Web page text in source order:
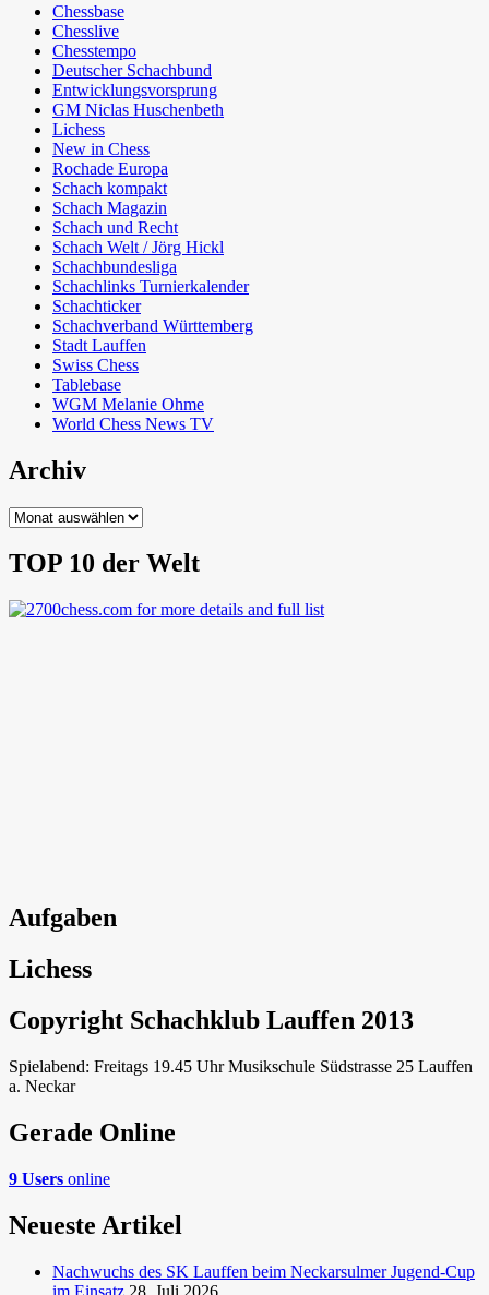
Chessbase
Chesslive
Chesstempo
Deutscher Schachbund
Entwicklungsvorsprung
GM Niclas Huschenbeth
Lichess
New in Chess
Rochade Europa
Schach kompakt
Schach Magazin
Schach und Recht
Schach Welt / Jörg Hickl
Schachbundesliga
Schachlinks Turnierkalender
Schachticker
Schachverband Württemberg
Stadt Lauffen
Swiss Chess
Tablebase
WGM Melanie Ohme
World Chess News TV
Archiv
Archiv
TOP 10 der Welt
Aufgaben
Lichess
Copyright Schachklub Lauffen 2013
Spielabend: Freitags 19.45 Uhr Musikschule Südstrasse 25 Lauffen
a. Neckar
Gerade Online
9 Users online
Neueste Artikel
Nachwuchs des SK Lauffen beim Neckarsulmer Jugend-Cup
im Einsatz 28. Juli 2026